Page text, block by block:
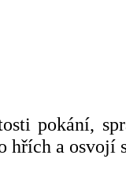
pokání,
hřích a osvojí